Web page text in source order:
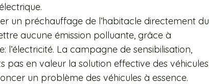
un préchauffage de l’habitacle directement du
aucune émission polluante, grâce à
l’électricité. La campagne de sensibilisation,
pas en valeur la solution effective des véhicules
un problème des véhicules à essence.